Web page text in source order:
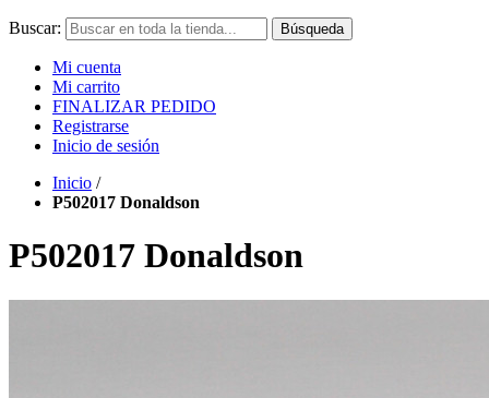
Buscar: Búsqueda
Mi cuenta
Mi carrito
FINALIZAR PEDIDO
Registrarse
Inicio de sesión
Inicio /
P502017 Donaldson
P502017 Donaldson